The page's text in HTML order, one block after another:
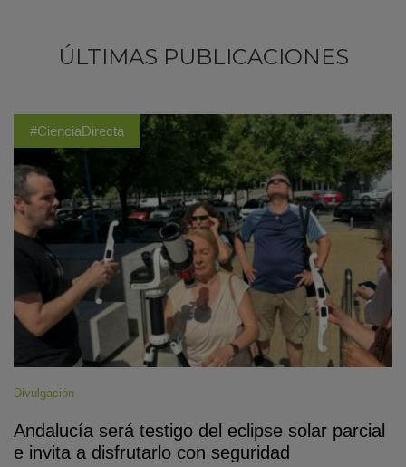
ÚLTIMAS PUBLICACIONES
#CienciaDirecta
Divulgación
Andalucía será testigo del eclipse solar parcial
e invita a disfrutarlo con seguridad